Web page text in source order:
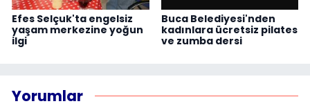
Efes Selçuk'ta engelsiz
yaşam merkezine yoğun
ilgi
Buca Belediyesi'nden
kadınlara ücretsiz pilates
ve zumba dersi
Yorumlar